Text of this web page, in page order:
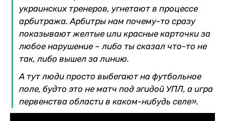
украинских тренеров, угнетают в процессе
арбитража. Арбитры нам почему-то сразу
показывают желтые или красные карточки за
любое нарушение – либо ты сказал что-то не
так, либо вышел за линию.
А тут люди просто выбегают на футбольное
поле, будто это не матч под эгидой УПЛ, а игра
первенства области в каком-нибудь селе».